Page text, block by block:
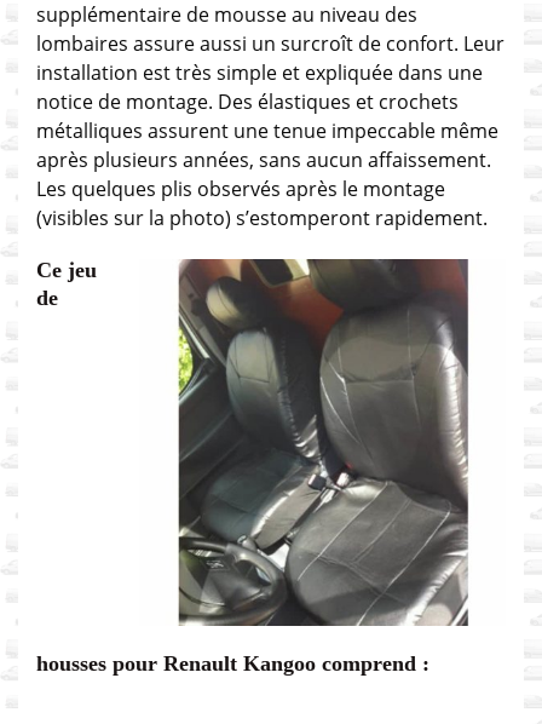
supplémentaire de mousse au niveau des
lombaires assure aussi un surcroît de confort. Leur
installation est très simple et expliquée dans une
notice de montage. Des élastiques et crochets
métalliques assurent une tenue impeccable même
après plusieurs années, sans aucun affaissement.
Les quelques plis observés après le montage
(visibles sur la photo) s’estomperont rapidement.
Ce jeu
de
housses pour Renault Kangoo comprend :